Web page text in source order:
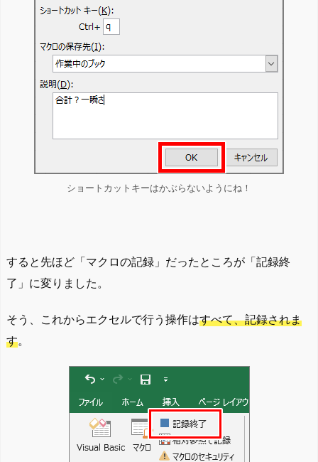
ショートカットキーはかぶらないようにね！
すると先ほど「マクロの記録」だったところが「記録終
了」に変りました。
そう、これからエクセルで行う操作はすべて、記録されま
す。